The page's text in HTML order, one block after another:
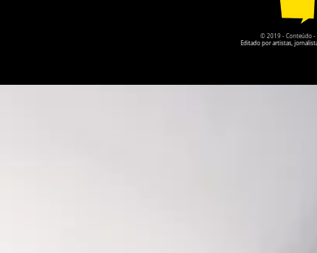
© 2019 - Conteúdo -
Editado por artistas,